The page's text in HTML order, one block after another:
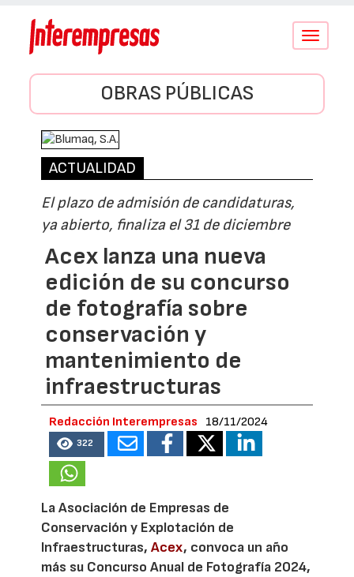
Conmutar
OBRAS PÚBLICAS
ACTUALIDAD
El plazo de admisión de candidaturas,
ya abierto, finaliza el 31 de diciembre
Acex lanza una nueva
edición de su concurso
de fotografía sobre
conservación y
mantenimiento de
infraestructuras
Redacción Interempresas 18/11/2024
322
La Asociación de Empresas de
Conservación y Explotación de
Infraestructuras,Acex, convoca un año
más su Concurso Anual de Fotografía 2024,